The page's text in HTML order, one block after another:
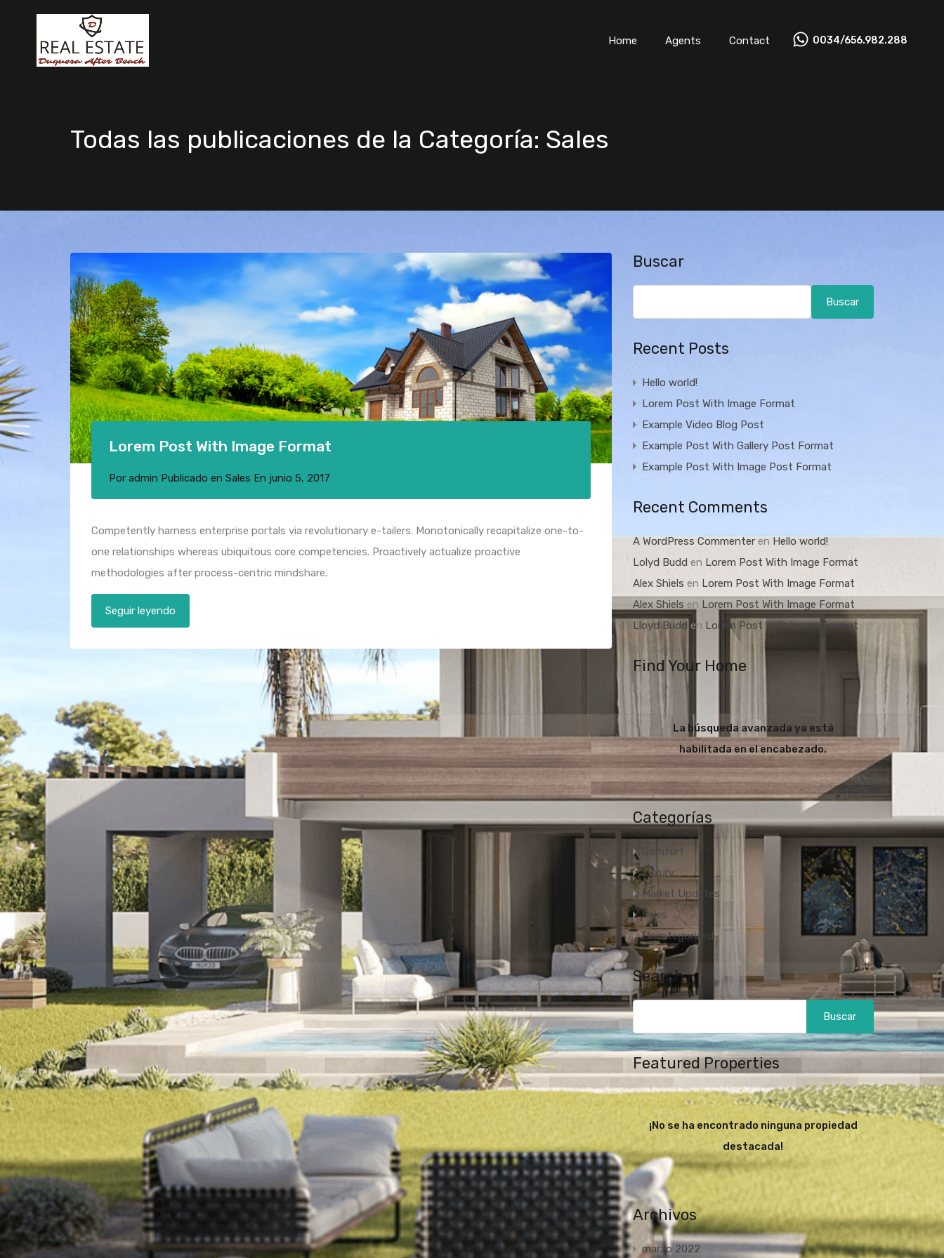
Home
Agents Contact 0034/656.982.288
Todas las publicaciones de la Categoría: Sales
Lorem Post With Image Format
Por admin Publicado en Sales En junio 5, 2017
Competently harness enterprise portals via revolutionary e-tailers. Monotonically recapitalize one-to-
one relationships whereas ubiquitous core competencies. Proactively actualize proactive
methodologies after process-centric mindshare.
Seguir leyendo
Buscar
Buscar
Recent Posts
Hello world!
Lorem Post With Image Format
Example Video Blog Post
Example Post With Gallery Post Format
Example Post With Image Post Format
Recent Comments
A WordPress CommenterenHello world!
Lolyd Budd en Lorem Post With Image Format
Alex Shiels en Lorem Post With Image Format
Alex Shiels en Lorem Post With Image Format
Lloyd Budd en Lorem Post With Image Format
Find Your Home
La búsqueda avanzada ya está
habilitada en el encabezado.
Categorías
Comfort
Luxury
Market Updates
Sales
Uncategorized
Search
Featured Properties
¡No se ha encontrado ninguna propiedad
destacada!
Archivos
marzo 2022